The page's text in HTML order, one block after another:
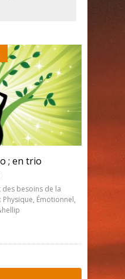
; en trio
besoins de la
Émotionnel,